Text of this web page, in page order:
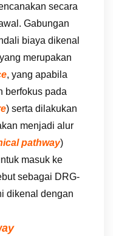
secara
Gabungan
biaya dikenal
yang merupakan
, yang apabila
berfokus pada
) serta dilakukan
menjadi alur
pathway)
masuk ke
sebagai DRG-
dikenal dengan